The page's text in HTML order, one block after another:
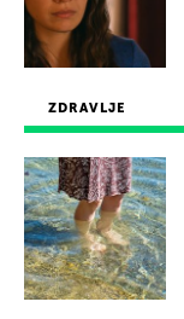
ZDRAVLJE